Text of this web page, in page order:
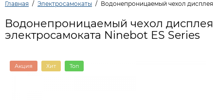
Главная Электросамокаты Водонепроницаемый чехол дисплея
Водонепроницаемый чехол дисплея
электросамоката Ninebot ES Series
Акция Хит Топ